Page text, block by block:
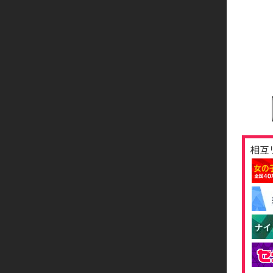
相互
150分
180分
210分
240分
270分